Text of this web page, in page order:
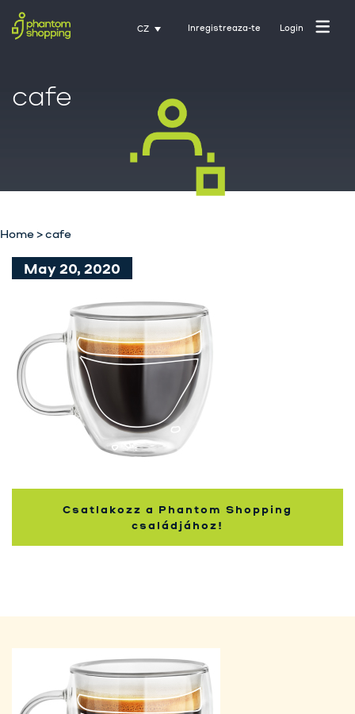
CZ Inregistreaza-te Login
Domovská stránka
O nás
Kontakt
Trénink s Activate
Nakupující
cafe
Home>cafe
May 20, 2020
Csatlakozz a Phantom Shopping
családjához!